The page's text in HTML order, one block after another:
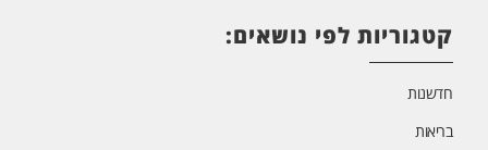
קטגוריות לפי נושאים:
חדשנות
בריאות